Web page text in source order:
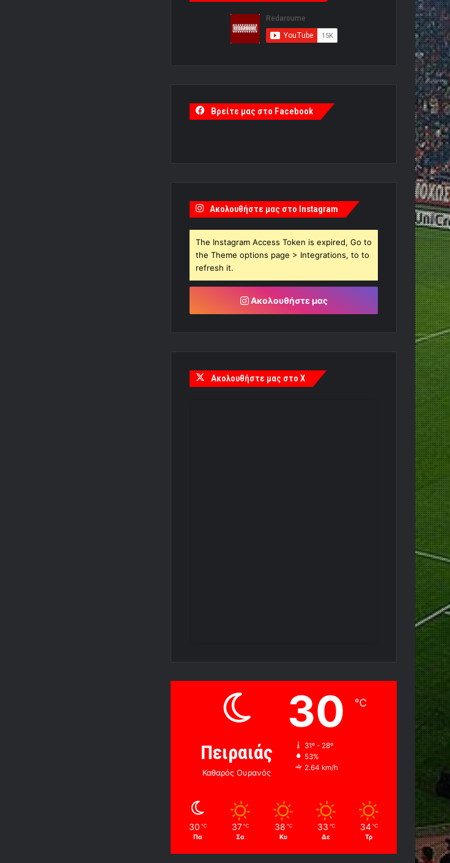
Βρείτε μας στο Facebook
Ακολουθήστε μας στο Instagram
The Instagram Access Token is expired, Go to
the Theme options page > Integrations, to to
refresh it.
Ακολουθήστε μας
Ακολουθήστε μας στο X
Πειραιάς
Καθαρός Ουρανός
30 ℃
31º - 28º
53%
2.64 km/h
30 ℃
Πα
37 ℃
Σα
38 ℃
Κυ
33 ℃
Δε
34 ℃
Τρ